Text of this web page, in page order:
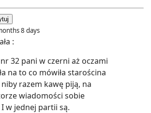
8 days
:
32 pani w czerni aż oczami
na to co mówiła starościna
razem kawę piją, na
wiadomości sobie
I w jednej partii są.